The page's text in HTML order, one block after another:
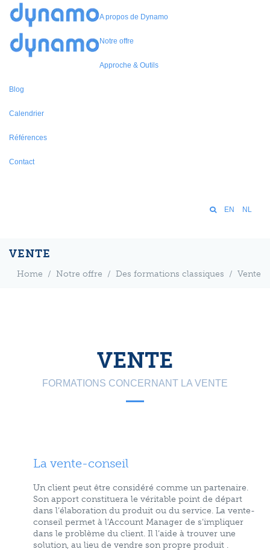
A propos de Dynamo
Notre offre
Approche & Outils
Blog
Calendrier
Références
Contact
EN NL
VENTE
Home / Notre offre / Des formations classiques / Vente
VENTE
FORMATIONS CONCERNANT LA VENTE
La vente-conseil
Un client peut être considéré comme un partenaire.
Son apport constituera le véritable point de départ
dans l’élaboration du produit ou du service. La vente-
conseil permet à l’Account Manager de s’impliquer
dans le problème du client. Il l’aide à trouver une
solution, au lieu de vendre son propre produit .